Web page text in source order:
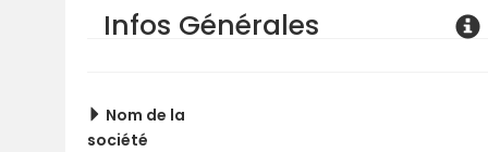
Infos Générales
Nom de la
société